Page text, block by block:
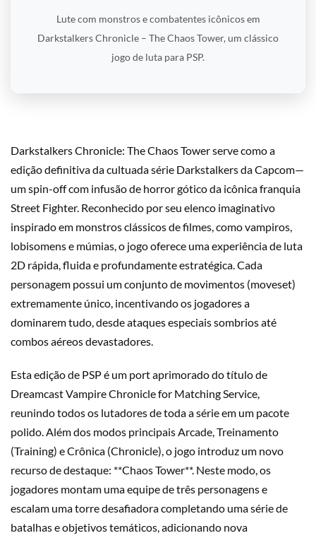
Lute com monstros e combatentes icônicos em
Darkstalkers Chronicle – The Chaos Tower, um clássico
jogo de luta para PSP.
Darkstalkers Chronicle: The Chaos Tower serve como a
edição definitiva da cultuada série Darkstalkers da Capcom—
um spin-off com infusão de horror gótico da icônica franquia
Street Fighter. Reconhecido por seu elenco imaginativo
inspirado em monstros clássicos de filmes, como vampiros,
lobisomens e múmias, o jogo oferece uma experiência de luta
2D rápida, fluida e profundamente estratégica. Cada
personagem possui um conjunto de movimentos (moveset)
extremamente único, incentivando os jogadores a
dominarem tudo, desde ataques especiais sombrios até
combos aéreos devastadores.
Esta edição de PSP é um port aprimorado do título de
Dreamcast Vampire Chronicle for Matching Service,
reunindo todos os lutadores de toda a série em um pacote
polido. Além dos modos principais Arcade, Treinamento
(Training) e Crônica (Chronicle), o jogo introduz um novo
recurso de destaque: **Chaos Tower**. Neste modo, os
jogadores montam uma equipe de três personagens e
escalam uma torre desafiadora completando uma série de
batalhas e objetivos temáticos, adicionando nova